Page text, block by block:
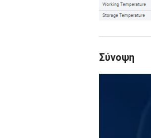
Σύνοψη